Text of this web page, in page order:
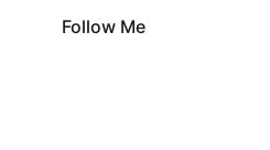
Follow Me